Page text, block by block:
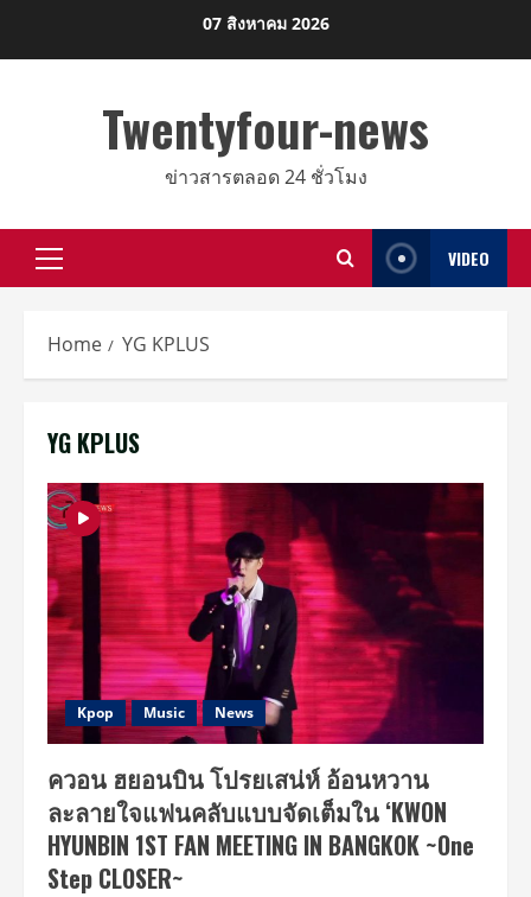
07 สิงหาคม 2026
Twentyfour-news
ข่าวสารตลอด 24 ชั่วโมง
Primary
VIDEO
Home YG KPLUS
YG KPLUS
Kpop Music News
ควอน ฮยอนบิน โปรยเสน่ห์ อ้อนหวาน
ละลายใจแฟนคลับแบบจัดเต็มใน ‘KWON
HYUNBIN 1ST FAN MEETING IN BANGKOK ~One
Step CLOSER~